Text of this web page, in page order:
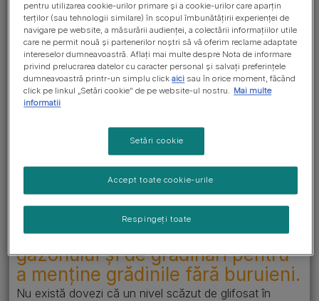
Toată hrana neorganică,
indiferent dacă este pentru
oameni sau animale, poate
conține reziduuri de erbicide,
cum ar fi glifosatul. Glifosatul
este unul dintre cele mai utilizate
și aprobate erbicide din lume.
Este folosit în agricultură pentru
a elimina buruienile și ierburile
care concurează cu culturile.
Este, de asemenea, utilizat în
silvicultură, pentru îngrijirea
gazonului și de grădinari pentru
a menține grădinile fără buruieni.
Nu există dovezi că un nivel scăzut de glifosat în
pentru utilizarea cookie-urilor primare și a cookie-urilor care aparțin
terților (sau tehnologii similare) în scopul îmbunătățirii experienței de
navigare pe website, a măsurării audienței, a colectării informațiilor utile
care ne permit nouă și partenerilor noștri să vă oferim reclame adaptate
intereselor dumneavoastră. Aflați mai multe despre Nota de informare
privind prelucrarea datelor cu caracter personal și salvați preferințele
dumneavoastră printr-un simplu clickaici sau în orice moment, făcând
click pe linkul „Setări cookie” de pe website-ul nostru. Mai multe
informatii
Setări cookie
Respingeți toate
Accept toate cookie-urile